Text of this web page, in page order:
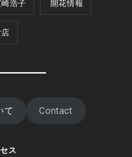
浩子 開花情報
て Contact
ス